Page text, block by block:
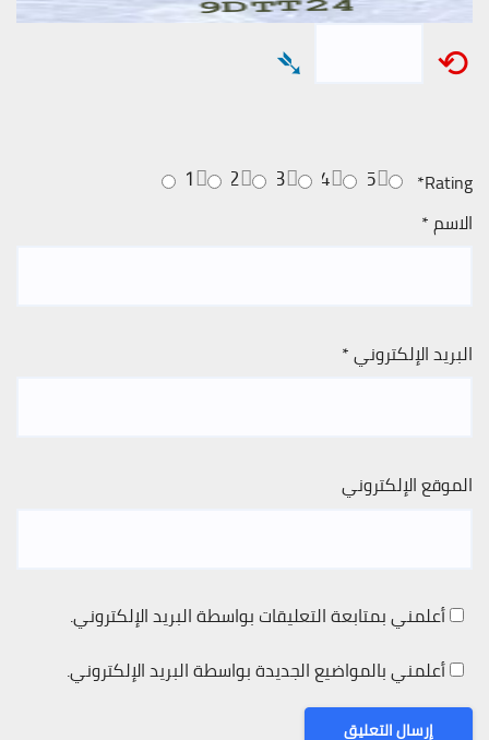
⟲
➴
Rating
*
5
4
3
2
1
الاسم*
البريد الإلكتروني*
الموقع الإلكتروني
أعلمني بمتابعة التعليقات بواسطة البريد الإلكتروني.
أعلمني بالمواضيع الجديدة بواسطة البريد الإلكتروني.